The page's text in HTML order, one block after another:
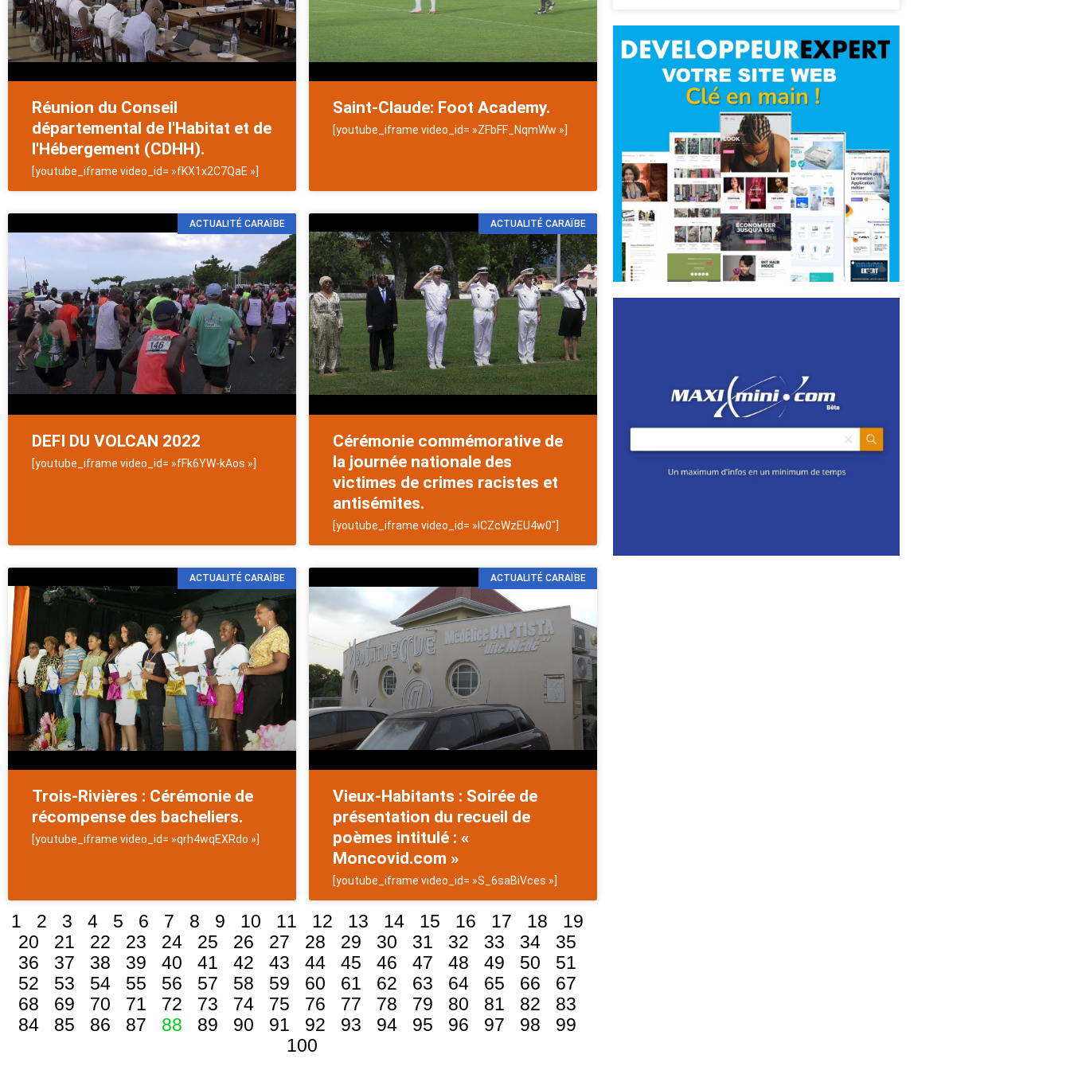
Réunion du Conseil
départemental de l'Habitat et de
l'Hébergement (CDHH).
[youtube_iframe video_id= »fKX1x2C7QaE »]
Saint-Claude: Foot Academy.
[youtube_iframe video_id= »ZFbFF_NqmWw »]
ACTUALITÉ CARAÏBE
DEFI DU VOLCAN 2022
[youtube_iframe video_id= »fFk6YW-kAos »]
ACTUALITÉ CARAÏBE
Cérémonie commémorative de
la journée nationale des
victimes de crimes racistes et
antisémites.
[youtube_iframe video_id= »lCZcWzEU4w0″]
ACTUALITÉ CARAÏBE
Trois-Rivières : Cérémonie de
récompense des bacheliers.
[youtube_iframe video_id= »qrh4wqEXRdo »]
ACTUALITÉ CARAÏBE
Vieux-Habitants : Soirée de
présentation du recueil de
poèmes intitulé : «
Moncovid.com »
[youtube_iframe video_id= »S_6saBiVces »]
1 2 3 4 5 6 7 8 9 10 11 12 13 14 15 16 17 18
19
20
21 22 23 24 25 26 27 28 29 30 31 32 33 34
35
36
37 38 39 40 41 42 43 44 45 46 47 48 49 50
51
52
53 54 55 56 57 58 59 60 61 62 63 64 65 66
67
68
69 70 71 72 73 74 75 76 77 78 79 80 81 82
83
84
85 86 87 88 89 90 91 92 93 94 95 96 97 98
99
100